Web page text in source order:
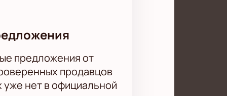
предложения от
продавцов
нет в официальной